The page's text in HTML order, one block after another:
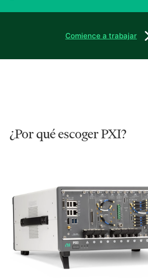
Comience a trabajar
¿Por qué escoger PXI?